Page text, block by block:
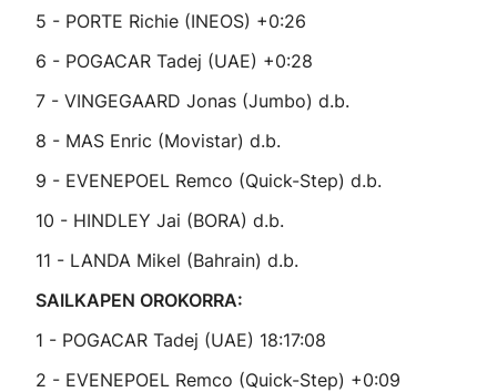
5 - PORTE Richie (INEOS) +0:26
6 - POGACAR Tadej (UAE) +0:28
7 - VINGEGAARD Jonas (Jumbo) d.b.
8 - MAS Enric (Movistar) d.b.
9 - EVENEPOEL Remco (Quick-Step) d.b.
10 - HINDLEY Jai (BORA) d.b.
11 - LANDA Mikel (Bahrain) d.b.
SAILKAPEN OROKORRA:
1 - POGACAR Tadej (UAE) 18:17:08
2 - EVENEPOEL Remco (Quick-Step) +0:09